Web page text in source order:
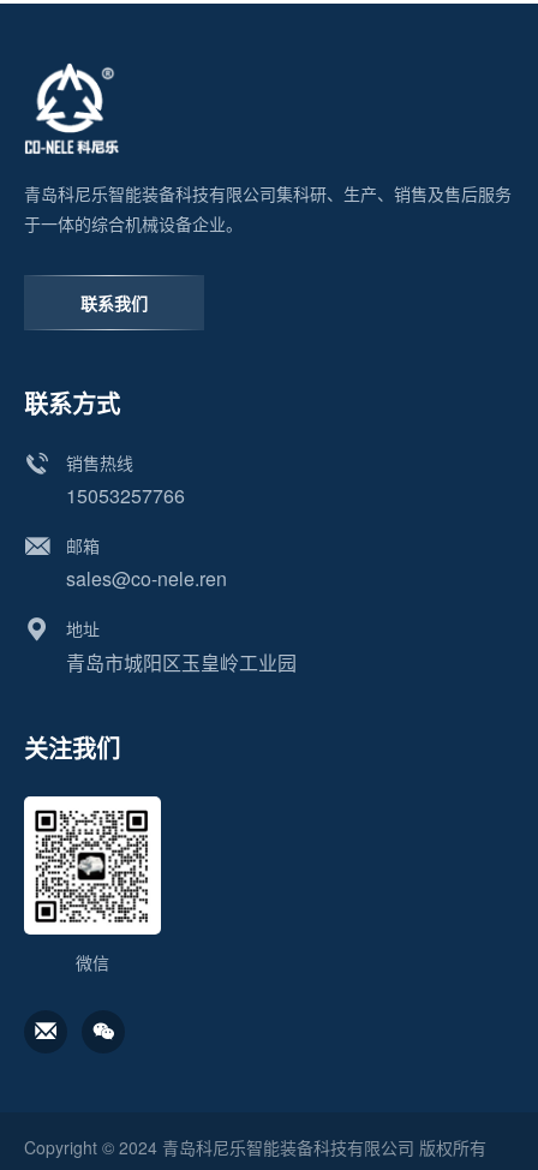
青岛科尼乐智能装备科技有限公司集科研、生产、销售及售后服务
于一体的综合机械设备企业。
联系我们
联系方式
销售热线
15053257766
邮箱
sales@co-nele.ren
地址
青岛市城阳区玉皇岭工业园
关注我们
微信
Copyright © 2024 青岛科尼乐智能装备科技有限公司 版权所有